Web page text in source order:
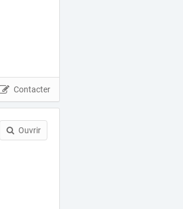
Contacter
Ouvrir